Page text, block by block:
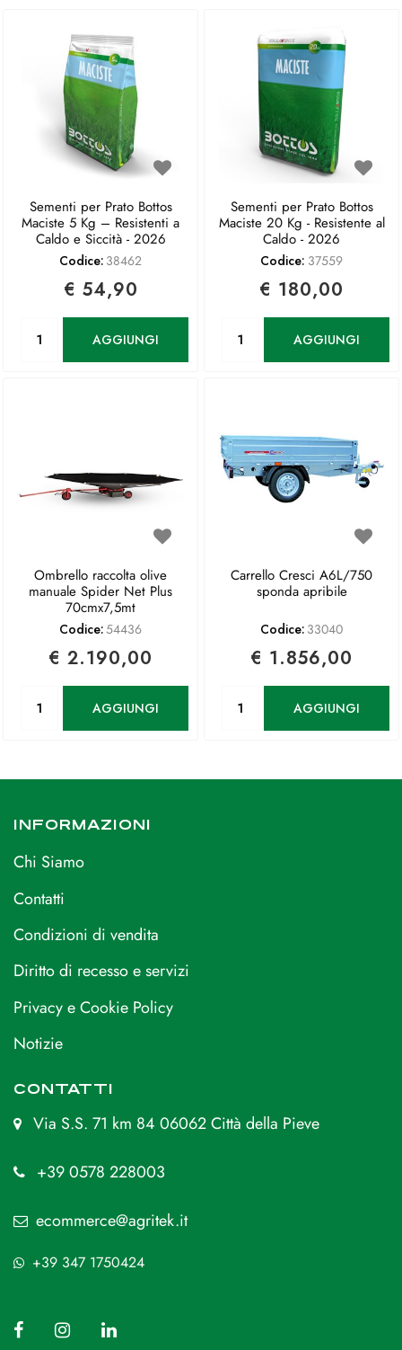
Sementi per Prato Bottos
Maciste 5 Kg – Resistenti a
Caldo e Siccità - 2026
Codice: 38462
€ 54,90
AGGIUNGI
Sementi per Prato Bottos
Maciste 20 Kg - Resistente al
Caldo - 2026
Codice: 37559
€ 180,00
AGGIUNGI
Ombrello raccolta olive
manuale Spider Net Plus
70cmx7,5mt
Codice:54436
€ 2.190,00
AGGIUNGI
Carrello Cresci A6L/750
sponda apribile
Codice: 33040
€ 1.856,00
AGGIUNGI
INFORMAZIONI
Chi Siamo
Contatti
Condizioni di vendita
Diritto di recesso e servizi
Privacy e Cookie Policy
Notizie
CONTATTI
Via S.S. 71 km 84 06062 Città della Pieve
+39 0578 228003
ecommerce@agritek.it
+39 347 1750424